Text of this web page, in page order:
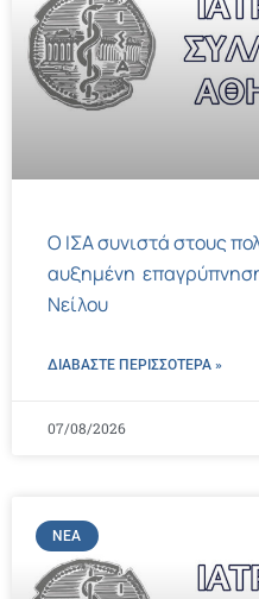
Ο ΙΣΑ συνιστά στους
αυξημένη επαγρύπνηση
Νείλου
ΔΙΑΒΑΣΤΕ ΠΕΡΙΣΣΌΤΕΡΑ »
07/08/2026
ΝΈΑ